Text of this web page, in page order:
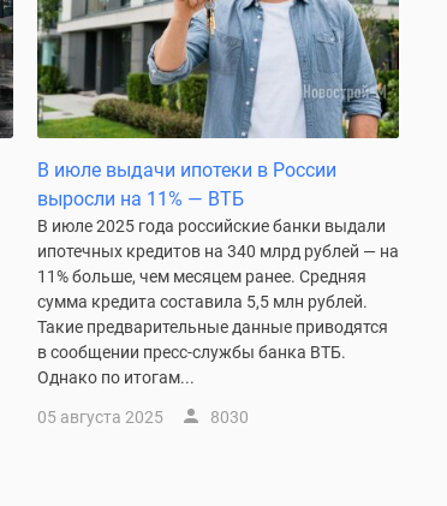
В июле выдачи ипотеки в России
выросли на 11% — ВТБ
В июле 2025 года российские банки выдали
ипотечных кредитов на 340 млрд рублей — на
11% больше, чем месяцем ранее. Средняя
сумма кредита составила 5,5 млн рублей.
Такие предварительные данные приводятся
в сообщении пресс-службы банка ВТБ.
Однако по итогам...
05 августа 2025 8030